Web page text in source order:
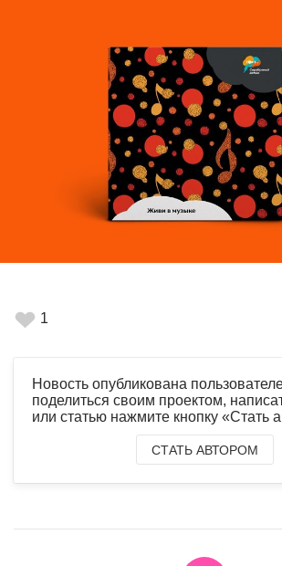
1
Новость опубликована
поделиться своим проектом,
или статью нажмите кнопку «Стать
СТАТЬ АВТОРОМ